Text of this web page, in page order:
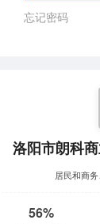
忘记密码
洛阳市朗科
居民和商
56%